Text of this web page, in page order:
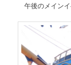
午後のメイン